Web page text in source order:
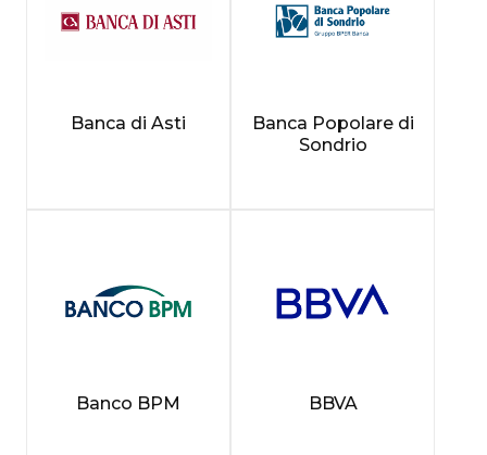
Banca di Asti
Banca Popolare di
Sondrio
Banco BPM BBVA